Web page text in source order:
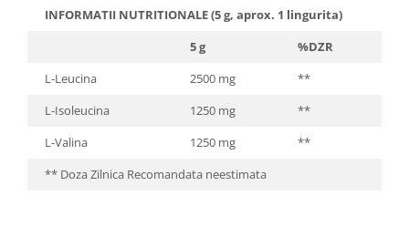
INFORMATII NUTRITIONALE (5 g, aprox. 1 lingurita)
5 g
%DZR
L-Leucina
2500 mg
**
L-Isoleucina
1250 mg
**
L-Valina
1250 mg
**
** Doza Zilnica Recomandata neestimata